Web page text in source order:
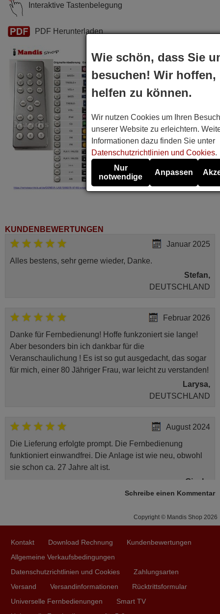
Interaktive Tastenbelegung
PDF Herunterladen
KUNDENBEWERTUNGEN
Januar 2025
Alles bestens, sehr gerne wieder, Danke.
Stefan,
DEUTSCHLAND
Februar 2026
Danke für Fernbedienung! Hoffe funkzoniert sie lange!
Aber besonders bin ich dankbar für die
Veranschaulichung ! Es ist so gut ausgedacht, das sogar
für mich, einer 80 Jähriger Frau, war leicht zu verstanden!
Larysa,
DEUTSCHLAND
August 2024
Die Lieferung erfolgte prompt. Die Fernbedienung
funktioniert einwandfrei. Die Anlage ist wie neu, obwohl
sie schon ca. 27 Jahre alt ist.
Gisela,
DEUTSCHLAND
Oktober 2025
Die Lieferung hat einwandfrei geklappt und dies innert
kürzester Zeit. Die Fernbedienung ist kaum mehr
Originalprodukt zusenden, super Service, gerne wieder!
Philipp,
Schreibe einen Kommentar
Copyright © Mandis Shop 2026
Kontakt Download Rechnung
Kundenbewertungen
Allgemeine Verkaufsbedingungen
Datenschutzrichtlinien und Cookies
Zahlungsarten
Versand
Versandinformationen
Rücktrittsformular
Universelle Fernbedienungen
Smart TV
Wie schön, dass Sie
besuchen! Wir hoffen,
helfen zu können.
Wir nutzen Cookies um Ihren
unserer Website zu erleichtern.
Informationen dazu finden Sie unter
Datenschutzrichtlinien und Cookies.
Nur
notwendige
Anpassen